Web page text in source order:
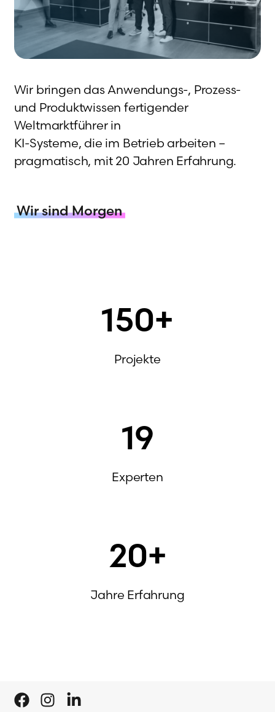
Wir bringen das Anwendungs-, Prozess-
und Produktwissen fertigender
Weltmarktführer in
KI-Systeme, die im Betrieb arbeiten –
pragmatisch, mit 20 Jahren Erfahrung.
Wir sind Morgen
150+
Projekte
19
Experten
20+
Jahre Erfahrung